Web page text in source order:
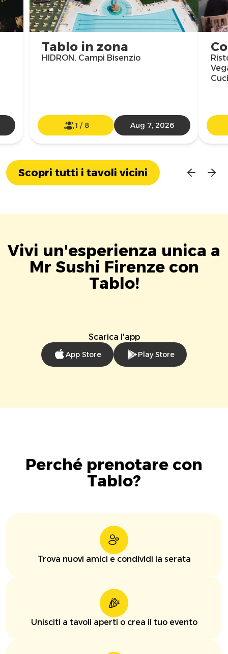
Tablo in zona
HIDRON, Campi Bisenzio
1 / 8 Aug 7, 2026
Scopri tutti i tavoli vicini
Vivi un'esperienza unica a
Mr Sushi Firenze con
Tablo!
Scarica l'app
App Store Play Store
Perché prenotare con
Tablo?
Trova nuovi amici e condividi la serata
Unisciti a tavoli aperti o crea il tuo evento